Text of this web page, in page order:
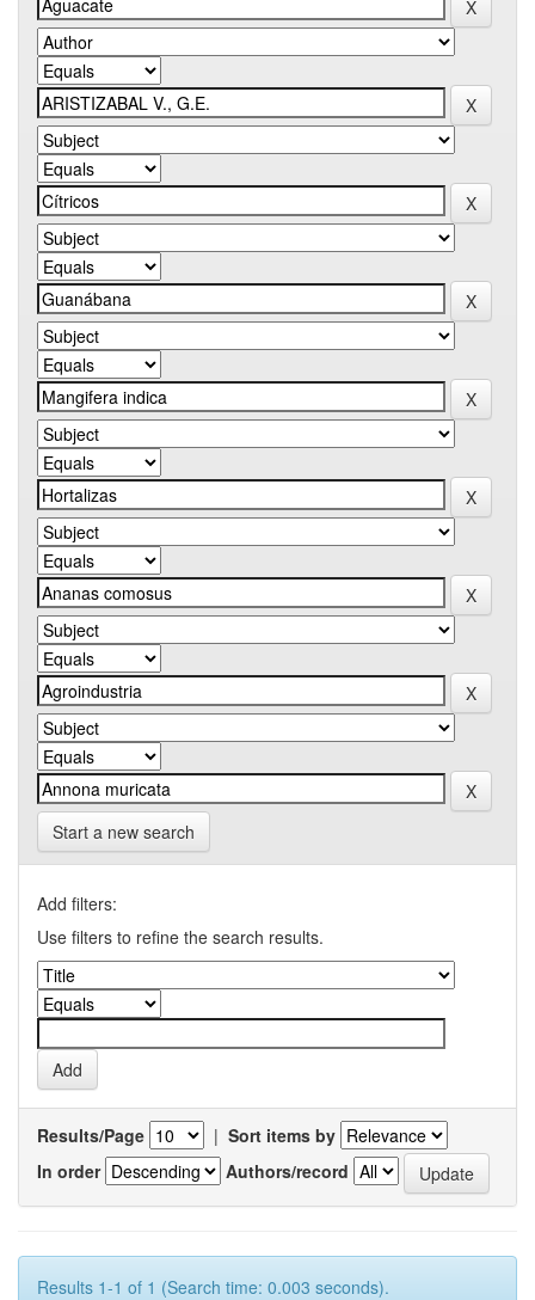
Start a new search
Add filters:
Use filters to refine the search results.
Results/Page | Sort items by
In order
Authors/record
Results 1-1 of 1 (Search time: 0.003 seconds).